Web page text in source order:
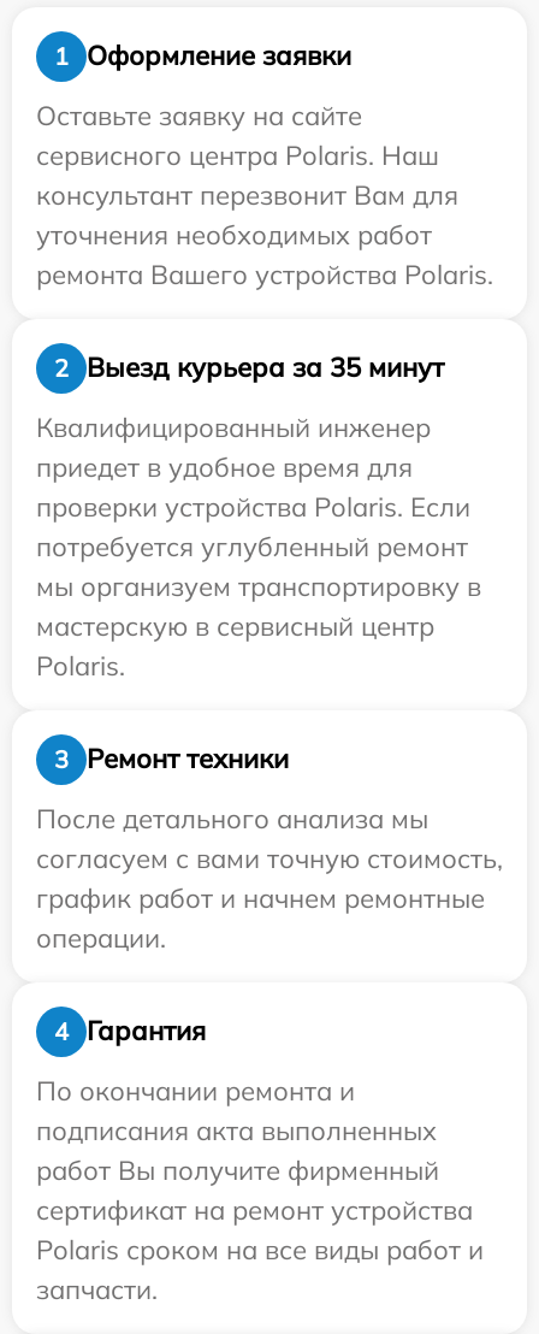
1
Оформление заявки
Оставьте заявку на сайте
сервисного центра Polaris. Наш
консультант перезвонит Вам для
уточнения необходимых работ
ремонта Вашего устройства Polaris.
2
Выезд курьера за 35 минут
Квалифицированный инженер
приедет в удобное время для
проверки устройства Polaris. Если
потребуется углубленный ремонт
мы организуем транспортировку в
мастерскую в сервисный центр
Polaris.
3
Ремонт техники
После детального анализа мы
согласуем с вами точную стоимость,
график работ и начнем ремонтные
операции.
4
Гарантия
По окончании ремонта и
подписания акта выполненных
работ Вы получите фирменный
сертификат на ремонт устройства
Polaris сроком на все виды работ и
запчасти.